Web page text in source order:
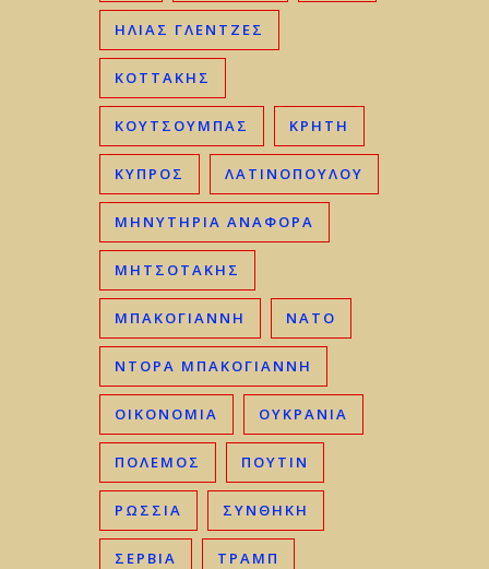
ΗΛΊΑΣ ΓΛΕΝΤΖΈΣ
ΚΟΤΤΑΚΗΣ
ΚΟΥΤΣΟΥΜΠΑΣ ΚΡΉΤΗ
ΚΎΠΡΟΣ ΛΑΤΙΝΟΠΟΥΛΟΥ
ΜΗΝΥΤΗΡΙΑ ΑΝΑΦΟΡΑ
ΜΗΤΣΟΤΆΚΗΣ
ΜΠΑΚΟΓΙΆΝΝΗ ΝΑΤΟ
ΝΤΟΡΑ ΜΠΑΚΟΓΙΑΝΝΗ
ΟΙΚΟΝΟΜΊΑ ΟΥΚΡΑΝΊΑ
ΠΟΛΕΜΟΣ ΠΟΥΤΙΝ
ΡΩΣΣΊΑ ΣΥΝΘΗΚΗ
ΣΕΡΒΊΑ ΤΡΑΜΠ